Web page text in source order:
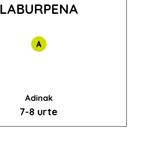
LABURPENA
Adinak
7-8 urte